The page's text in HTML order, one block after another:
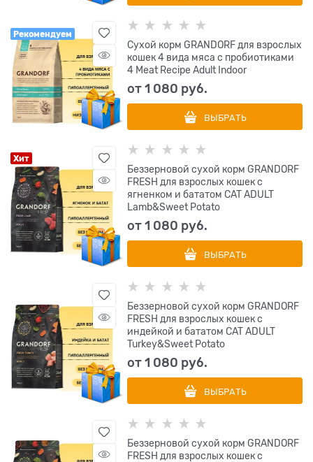
Рекомендуем
Сухой корм GRANDORF для взрослых
кошек 4 вида мяса с пробиотиками
4 Meat Recipe Adult Indoor
от1 080 руб.
ВЫБРАТЬ
Хит
Беззерновой cухой корм GRANDORF
FRESH для взрослых кошек с
ягненком и бататом CAT ADULT
Lamb&Sweet Potato
от1 080 руб.
ВЫБРАТЬ
Беззерновой cухой корм GRANDORF
FRESH для взрослых кошек с
индейкой и бататом CAT ADULT
Turkey&Sweet Potato
от1 080 руб.
ВЫБРАТЬ
Беззерновой cухой корм GRANDORF
FRESH для взрослых кошек с